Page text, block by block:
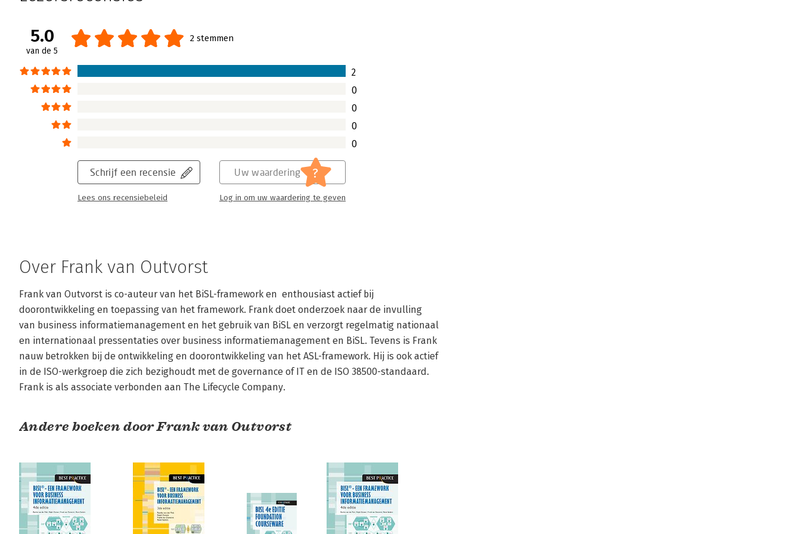
5.0
van de 5
2 stemmen
2
0
0
0
0
Schrijf een recensie
Lees ons recensiebeleid
Uw waardering ?
Log in om uw waardering te geven
Over Frank van Outvorst
Frank van Outvorst is co-auteur van het BiSL-framework en  enthousiast actief bij
doorontwikkeling en toepassing van het framework. Frank doet onderzoek naar de invulling
van business informatiemanagement en het gebruik van BiSL en verzorgt regelmatig nationaal
en internationaal pressentaties over business informatiemanagement en BiSL. Tevens is Frank
nauw betrokken bij de ontwikkeling en doorontwikkeling van het ASL-framework. Hij is ook actief
in de ISO-werkgroep die zich bezighoudt met de governance of IT en de ISO 38500-standaard.
Frank is als associate verbonden aan The Lifecycle Company.
Andere boeken door Frank van Outvorst